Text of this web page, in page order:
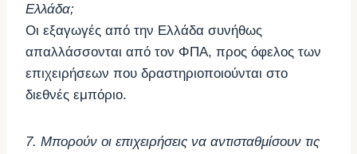
Ελλάδα;
Οι εξαγωγές από την Ελλάδα συνήθως
απαλλάσσονται από τον ΦΠΑ, προς όφελος των
επιχειρήσεων που δραστηριοποιούνται στο
διεθνές εμπόριο.
7. Μπορούν οι επιχειρήσεις να αντισταθμίσουν τις